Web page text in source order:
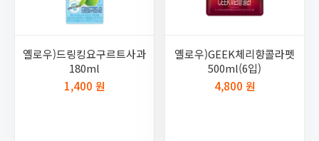
옐로우)드링킹요구르트사과
180ml
1,400 원
옐로우)GEEK체리향콜라펫
500ml(6입)
4,800 원